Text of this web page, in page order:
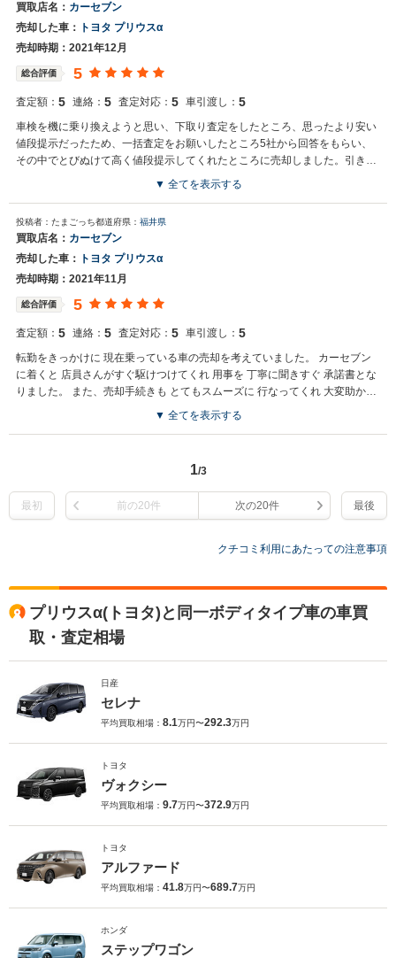
買取店名： カーセブン
売却した車：
トヨタ プリウスα
売却時期：2021年12月
総合評価 5
査定額： 5 連絡： 5 査定対応： 5 車引渡し： 5
車検を機に乗り換えようと思い、下取り査定をしたところ、思ったより安い
値段提示だったため、一括査定をお願いしたところ5社から回答をもらい、
その中でとびぬけて高く値段提示してくれたところに売却しました。引き渡
し時期、方法など、こちらの要望などを大変細やかに聞いてくださって満足
▼ 全てを表示する
投稿者：たまごっち都道府県： 福井県
買取店名： カーセブン
売却した車：
トヨタ プリウスα
売却時期：2021年11月
総合評価 5
査定額： 5 連絡： 5 査定対応： 5 車引渡し： 5
転勤をきっかけに 現在乗っている車の売却を考えていました。 カーセブン
に着くと 店員さんがすぐ駆けつけてくれ 用事を 丁寧に聞きすぐ 承諾書とな
りました。 また、売却手続きも とてもスムーズに 行なってくれ 大変助かり
▼ 全てを表示する
1/3
最初 前の20件 次の20件 最後
クチコミ利用にあたっての注意事項
プリウスα(トヨタ)と同一ボディタイプ車の車買
取・査定相場
日産
セレナ
平均買取相場： 8.1万円〜292.3万円
トヨタ
ヴォクシー
平均買取相場： 9.7万円〜372.9万円
トヨタ
アルファード
平均買取相場： 41.8万円〜689.7万円
ホンダ
ステップワゴン